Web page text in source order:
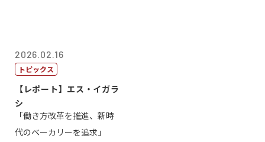
2026.02.16
トピックス
【レポート】エス・イガラ
シ
「働き方改革を推進、新時
代のベーカリーを追求」